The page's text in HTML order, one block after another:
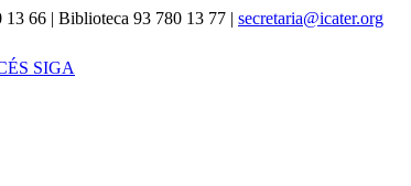
13 66 | Biblioteca 93 780 13 77 | secretaria@icater.org
SIGA